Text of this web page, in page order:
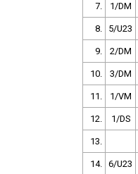
7. 1/DM
8. 5/U23
9. 2/DM
10. 3/DM
11. 1/VM
12. 1/DS
13.
14. 6/U23